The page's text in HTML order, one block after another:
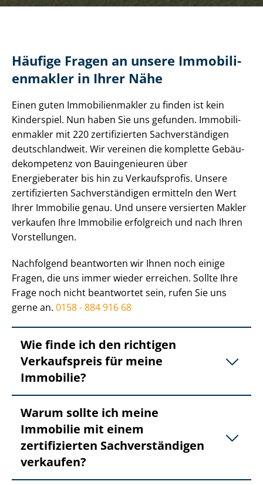
Häufige Fragen an unsere Im­mo­bi­li­
en­mak­ler in Ihrer Nähe
Einen guten Im­mo­bi­li­en­mak­ler zu finden ist kein
Kinderspiel. Nun haben Sie uns gefunden. Im­mo­bi­li­
en­mak­ler mit 220 zertifizierten Sach­ver­stän­di­gen
deutschlandweit. Wir vereinen die komplette Ge­bäu­
de­kom­pe­tenz von Bauingenieuren über
Energieberater bis hin zu Verkaufsprofis. Unsere
zertifizierten Sach­ver­stän­di­gen ermitteln den Wert
Ihrer Immobilie genau. Und unsere versierten Makler
verkaufen Ihre Immobilie erfolgreich und nach Ihren
Vorstellungen.
Nachfolgend beantworten wir Ihnen noch einige
Fragen, die uns immer wieder erreichen. Sollte Ihre
Frage noch nicht beantwortet sein, rufen Sie uns
gerne an. 0158 - 884 916 68
Wie finde ich den richtigen
Verkaufspreis für meine
Immobilie?
Warum sollte ich meine
Immobilie mit einem
zertifizierten Sach­ver­stän­di­gen
verkaufen?